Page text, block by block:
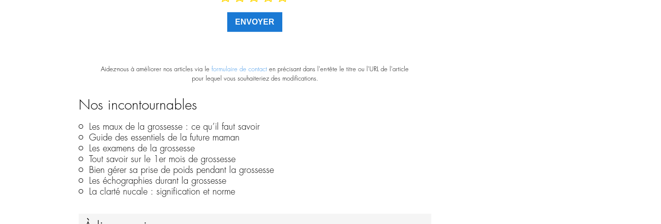
Aidez-nous à améliorer nos articles via leformulaire de contact en précisant dans l'en-tête le titre ou l'URL de l'article
pour lequel vous souhaiteriez des modifications.
Nos incontournables
Les maux de la grossesse : ce qu’il faut savoir
Guide des essentiels de la future maman
Les examens de la grossesse
Tout savoir sur le 1er mois de grossesse
Bien gérer sa prise de poids pendant la grossesse
Les échographies durant la grossesse
La clarté nucale : signification et norme